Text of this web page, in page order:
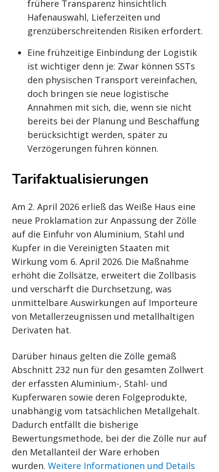
frühere Transparenz hinsichtlich
Hafenauswahl, Lieferzeiten und
grenzüberschreitenden Risiken erfordert.
Eine frühzeitige Einbindung der Logistik
ist wichtiger denn je: Zwar können SSTs
den physischen Transport vereinfachen,
doch bringen sie neue logistische
Annahmen mit sich, die, wenn sie nicht
bereits bei der Planung und Beschaffung
berücksichtigt werden, später zu
Verzögerungen führen können.
Tarifaktualisierungen
Am 2. April 2026 erließ das Weiße Haus eine
neue Proklamation zur Anpassung der Zölle
auf die Einfuhr von Aluminium, Stahl und
Kupfer in die Vereinigten Staaten mit
Wirkung vom 6. April 2026. Die Maßnahme
erhöht die Zollsätze, erweitert die Zollbasis
und verschärft die Durchsetzung, was
unmittelbare Auswirkungen auf Importeure
von Metallerzeugnissen und metallhaltigen
Derivaten hat.
Darüber hinaus gelten die Zölle gemäß
Abschnitt 232 nun für den gesamten Zollwert
der erfassten Aluminium-, Stahl- und
Kupferwaren sowie deren Folgeprodukte,
unabhängig vom tatsächlichen Metallgehalt.
Dadurch entfällt die bisherige
Bewertungsmethode, bei der die Zölle nur auf
den Metallanteil der Ware erhoben
wurden. Weitere Informationen und Details